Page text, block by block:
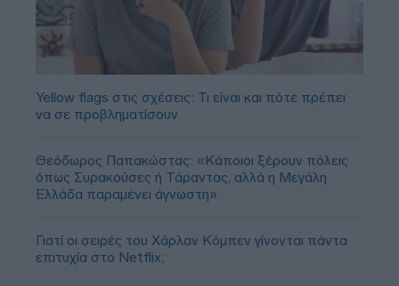
Yellow flags στις σχέσεις: Τι είναι και πότε πρέπει
να σε προβληματίσουν
Θεόδωρος Παπακώστας: «Κάποιοι ξέρουν πόλεις
όπως Συρακούσες ή Τάραντας, αλλά η Μεγάλη
Ελλάδα παραμένει άγνωστη»
Γιατί οι σειρές του Χάρλαν Κόμπεν γίνονται πάντα
επιτυχία στο Netflix;